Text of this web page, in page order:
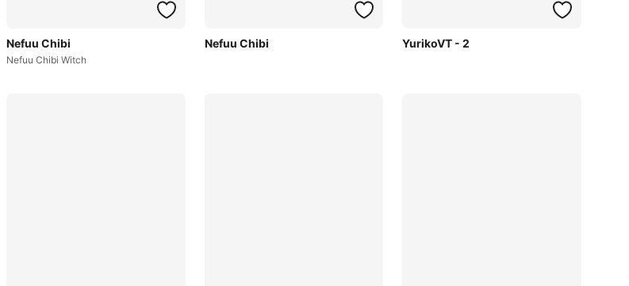
Nefuu Chibi
Nefuu Chibi Witch
Nefuu Chibi YurikoVT - 2